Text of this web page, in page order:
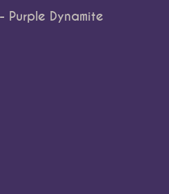
Purple Dynamite